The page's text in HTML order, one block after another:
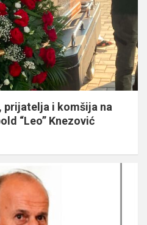
prijatelja i komšija na
“Leo” Knezović